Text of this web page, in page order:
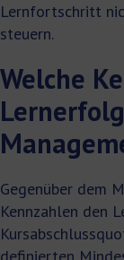
Lernfortschritt
steuern.
Welche
Gegenüber dem
Kennzahlen den
definierten